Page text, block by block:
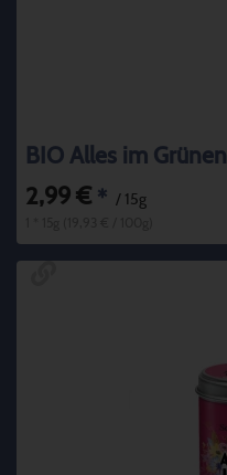
BIO Alles im Grünen
2,99 € * / 15g